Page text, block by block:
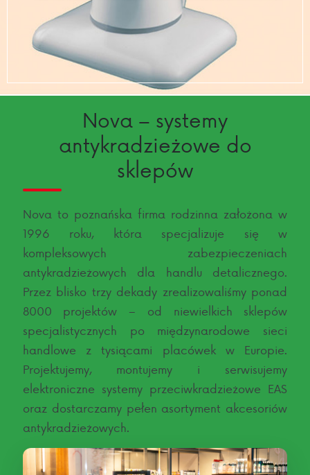
Nova – systemy
antykradzieżowe do
sklepów
Nova to poznańska firma rodzinna założona w
1996 roku, która specjalizuje się w
kompleksowych zabezpieczeniach
antykradzieżowych dla handlu detalicznego.
Przez blisko trzy dekady zrealizowaliśmy ponad
8000 projektów – od niewielkich sklepów
specjalistycznych po międzynarodowe sieci
handlowe z tysiącami placówek w Europie.
Projektujemy, montujemy i serwisujemy
elektroniczne systemy przeciwkradzieżowe EAS
oraz dostarczamy pełen asortyment akcesoriów
antykradzieżowych.